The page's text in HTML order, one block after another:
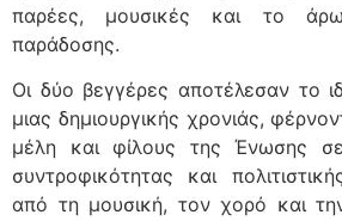
παρέες, μουσικές και το
παράδοσης.
Οι δύο βεγγέρες αποτέλεσαν το
μιας δημιουργικής χρονιάς,
μέλη και φίλους της Ένωσης
συντροφικότητας και
από τη μουσική, τον χορό και